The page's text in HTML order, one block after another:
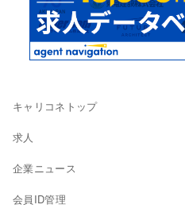
キャリコネトップ
求人
企業ニュース
会員ID管理